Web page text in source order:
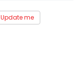
Update me